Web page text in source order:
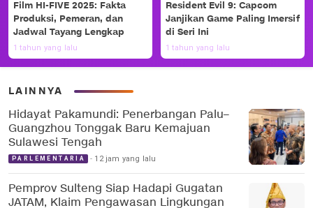
Film HI-FIVE 2025: Fakta
Produksi, Pemeran, dan
Jadwal Tayang Lengkap
1 tahun yang lalu
Resident Evil 9: Capcom
Janjikan Game Paling Imersif
di Seri Ini
1 tahun yang lalu
LAINNYA
Hidayat Pakamundi: Penerbangan Palu–
Guangzhou Tonggak Baru Kemajuan
Sulawesi Tengah
PARLEMENTARIA 12 jam yang lalu
Pemprov Sulteng Siap Hadapi Gugatan
JATAM, Klaim Pengawasan Lingkungan